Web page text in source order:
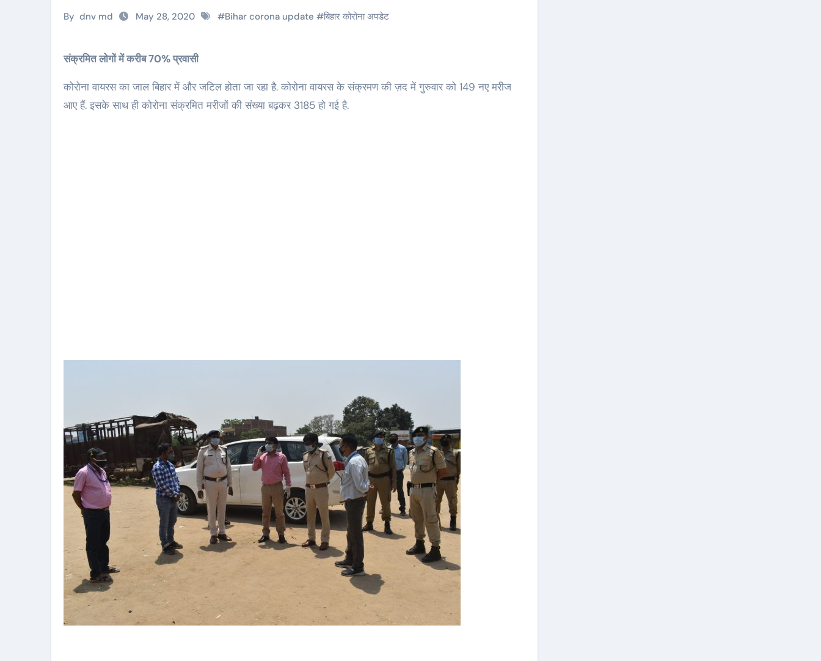
By dnv md May 28, 2020 #Bihar corona update #बिहार कोरोना अपडेट
संक्रमित लोगों में करीब 70% प्रवासी
कोरोना वायरस का जाल बिहार में और जटिल होता जा रहा है. कोरोना वायरस के संक्रमण की ज़द में गुरुवार को 149 नए मरीज
आए हैं. इसके साथ ही कोरोना संक्रमित मरीजों की संख्या बढ़कर 3185 हो गई है.